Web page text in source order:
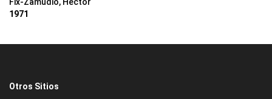
1971
Otros Sitios